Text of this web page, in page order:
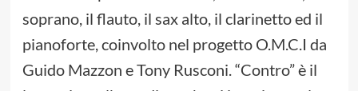
soprano, il flauto, il sax alto, il clarinetto ed il
pianoforte, coinvolto nel progetto O.M.C.I da
Guido Mazzon e Tony Rusconi. “Contro” è il